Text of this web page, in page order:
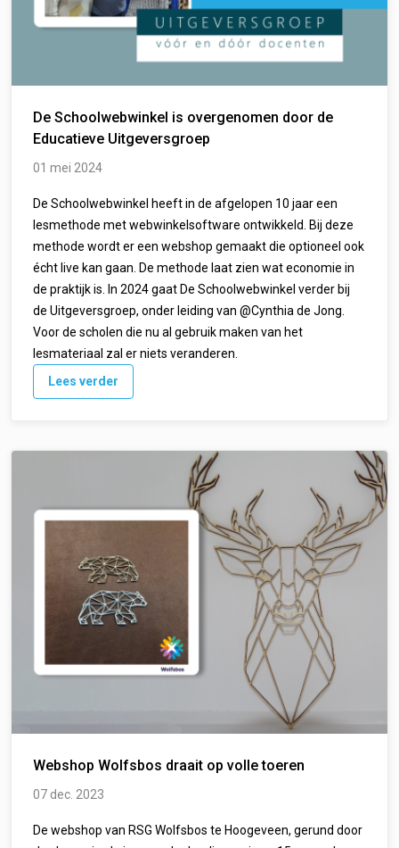
De Schoolwebwinkel is overgenomen door de
Educatieve Uitgeversgroep
01 mei 2024
De Schoolwebwinkel heeft in de afgelopen 10 jaar een
lesmethode met webwinkelsoftware ontwikkeld. Bij deze
methode wordt er een webshop gemaakt die optioneel ook
écht live kan gaan. De methode laat zien wat economie in
de praktijk is. In 2024 gaat De Schoolwebwinkel verder bij
de Uitgeversgroep, onder leiding van @Cynthia de Jong.
Voor de scholen die nu al gebruik maken van het
lesmateriaal zal er niets veranderen.
Lees verder
Webshop Wolfsbos draait op volle toeren
07 dec. 2023
De webshop van RSG Wolfsbos te Hoogeveen, gerund door